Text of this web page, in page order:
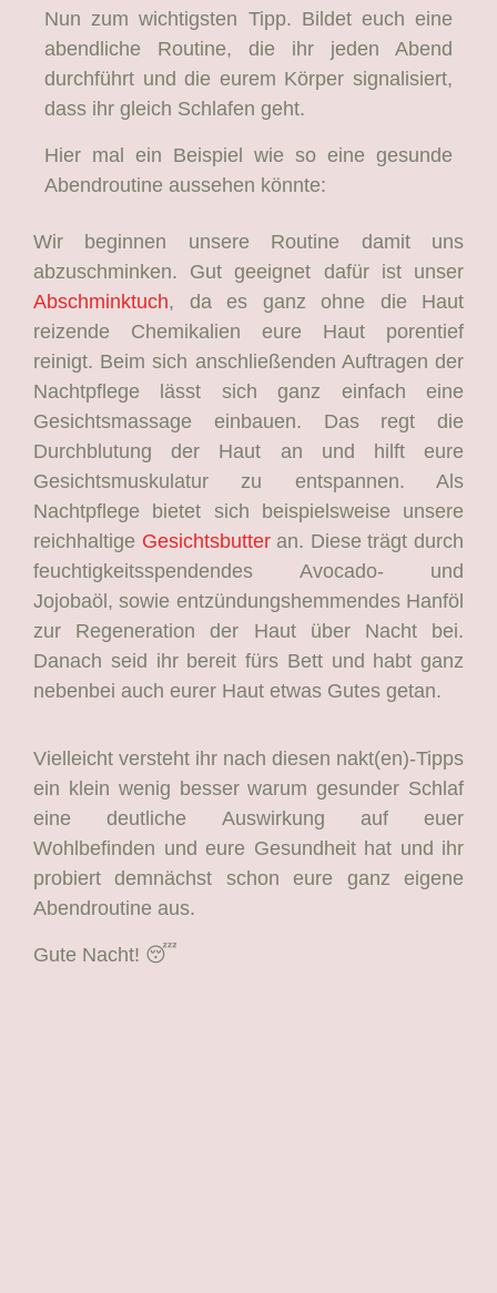
Nun zum wichtigsten Tipp. Bildet euch eine
abendliche Routine, die ihr jeden Abend
durchführt und die eurem Körper signalisiert,
dass ihr gleich Schlafen geht.
Hier mal ein Beispiel wie so eine gesunde
Abendroutine aussehen könnte:
Wir beginnen unsere Routine damit uns
abzuschminken. Gut geeignet dafür ist unser
Abschminktuch, da es ganz ohne die Haut
reizende Chemikalien eure Haut porentief
reinigt. Beim sich anschließenden Auftragen der
Nachtpflege lässt sich ganz einfach eine
Gesichtsmassage einbauen. Das regt die
Durchblutung der Haut an und hilft eure
Gesichtsmuskulatur zu entspannen. Als
Nachtpflege bietet sich beispielsweise unsere
reichhaltige Gesichtsbutteran. Diese trägt durch
feuchtigkeitsspendendes Avocado- und
Jojobaöl, sowie entzündungshemmendes Hanföl
zur Regeneration der Haut über Nacht bei.
Danach seid ihr bereit fürs Bett und habt ganz
nebenbei auch eurer Haut etwas Gutes getan.
Vielleicht versteht ihr nach diesen nakt(en)-Tipps
ein klein wenig besser warum gesunder Schlaf
eine deutliche Auswirkung auf euer
Wohlbefinden und eure Gesundheit hat und ihr
probiert demnächst schon eure ganz eigene
Abendroutine aus.
Gute Nacht! 😴